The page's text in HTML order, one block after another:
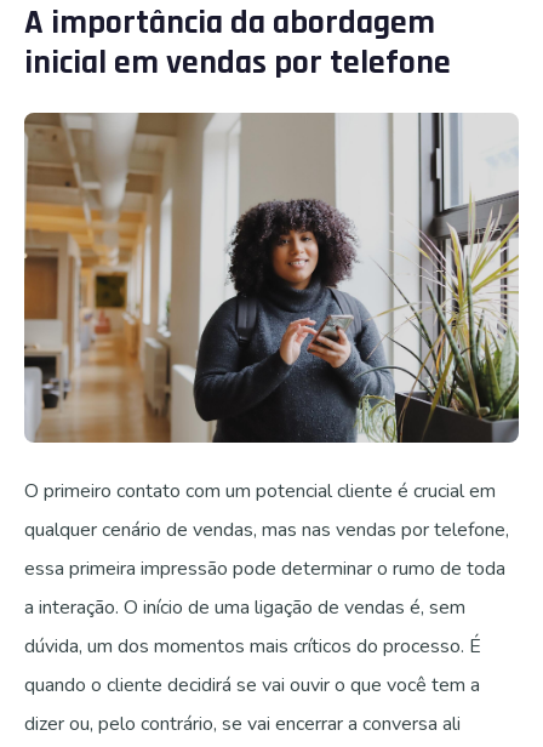
A importância da abordagem
inicial em vendas por telefone
O primeiro contato com um potencial cliente é crucial em
qualquer cenário de vendas, mas nas vendas por telefone,
essa primeira impressão pode determinar o rumo de toda
a interação. O início de uma ligação de vendas é, sem
dúvida, um dos momentos mais críticos do processo. É
quando o cliente decidirá se vai ouvir o que você tem a
dizer ou, pelo contrário, se vai encerrar a conversa ali